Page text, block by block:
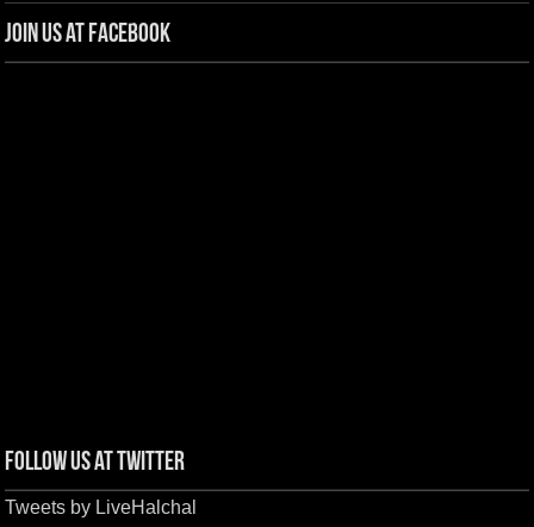
Join us at Facebook
Follow us at Twitter
Tweets by LiveHalchal